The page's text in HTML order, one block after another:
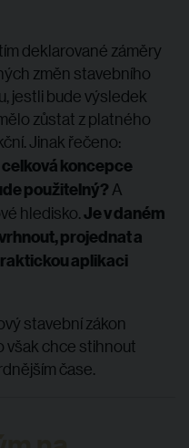
deklarované záměry
změn stavebního
jestli bude výsledek
zůstat z platného
Jinak řečeno:
koncepce
použitelný? A
hledisko.Je v daném
projednat a
aplikaci
stavební zákon
však chce stihnout
čase.